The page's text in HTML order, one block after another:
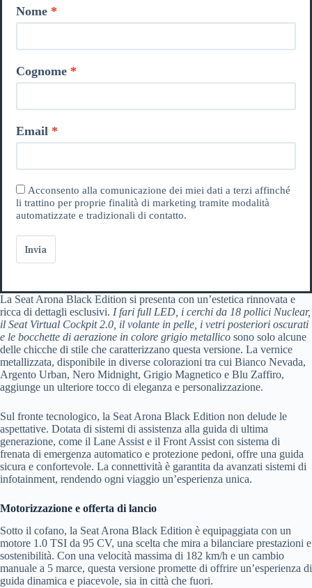
Nome
Cognome
Email
Acconsento alla comunicazione dei miei dati a terzi affinché
li trattino per proprie finalità di marketing tramite modalità
automatizzate e tradizionali di contatto.
Invia
La Seat Arona Black Edition si presenta con un’estetica rinnovata e
ricca di dettagli esclusivi. I fari full LED, i cerchi da 18 pollici Nuclear,
il Seat Virtual Cockpit 2.0, il volante in pelle, i vetri posteriori oscurati
e le bocchette di aerazione in colore grigio metallico sono solo alcune
delle chicche di stile che caratterizzano questa versione. La vernice
metallizzata, disponibile in diverse colorazioni tra cui Bianco Nevada,
Argento Urban, Nero Midnight, Grigio Magnetico e Blu Zaffiro,
aggiunge un ulteriore tocco di eleganza e personalizzazione.
Sul fronte tecnologico, la Seat Arona Black Edition non delude le
aspettative. Dotata di sistemi di assistenza alla guida di ultima
generazione, come il Lane Assist e il Front Assist con sistema di
frenata di emergenza automatico e protezione pedoni, offre una guida
sicura e confortevole. La connettività è garantita da avanzati sistemi di
infotainment, rendendo ogni viaggio un’esperienza unica.
Motorizzazione e offerta di lancio
Sotto il cofano, la Seat Arona Black Edition è equipaggiata con un
motore 1.0 TSI da 95 CV, una scelta che mira a bilanciare prestazioni e
sostenibilità. Con una velocità massima di 182 km/h e un cambio
manuale a 5 marce, questa versione promette di offrire un’esperienza di
guida dinamica e piacevole, sia in città che fuori.